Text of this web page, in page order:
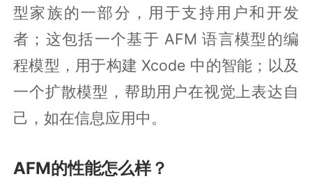
型家族的一部分，用于支持用户和开发
者；这包括一个基于 AFM 语言模型的编
程模型，用于构建 Xcode 中的智能；以及
一个扩散模型，帮助用户在视觉上表达自
己，如在信息应用中。
AFM的性能怎么样？